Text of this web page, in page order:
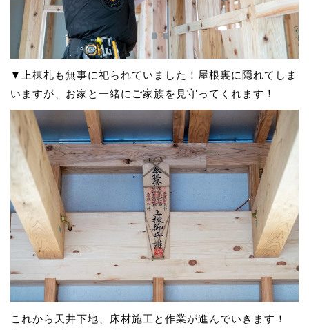
▼上棟札も無事に祀られていました！屋根裏に隠れてしま
いますが、お家と一緒にご家族を見守ってくれます！
これから天井下地、床材施工と作業が進んでいきます！